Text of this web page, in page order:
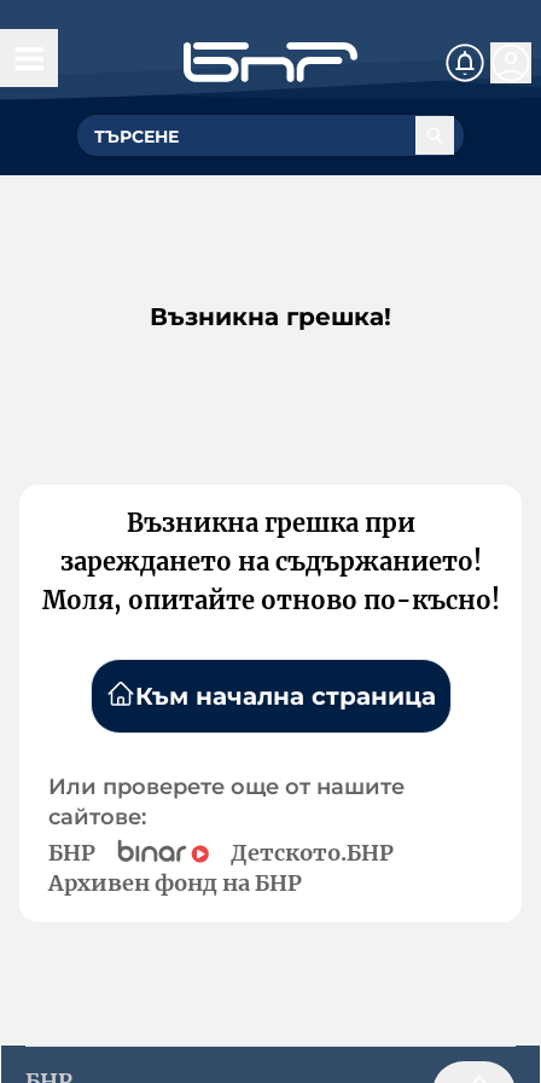
Възникна грешка!
Възникна грешка при
зареждането на съдържанието!
Моля, опитайте отново по-късно!
Към начална страница
Или проверете още от нашите
сайтове:
БНР
Детското.БНР
Архивен фонд на БНР